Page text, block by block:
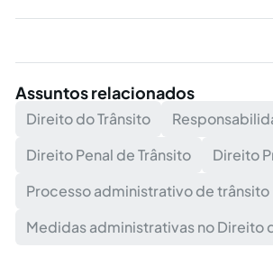
Assuntos relacionados
Direito do Trânsito
Direito Penal de Trânsito
Direito
Processo administrativo de trânsito
Medidas administrativas no Direito